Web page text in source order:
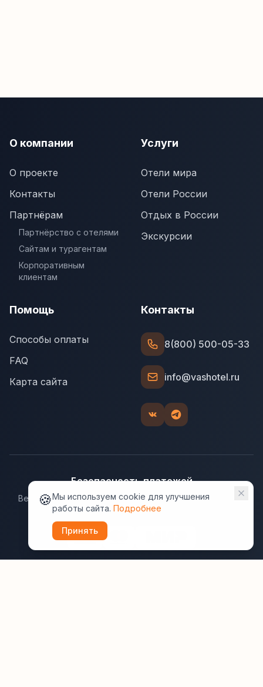
О компании
О проекте
Контакты
Партнёрам
Партнёрство с отелями
Сайтам и турагентам
Корпоративным
клиентам
Услуги
Отели мира
Отели России
Отдых в России
Экскурсии
Помощь
Способы оплаты
FAQ
Карта сайта
Контакты
8(800) 500-05-33
info@vashotel.ru
Безопасность платежей
Ведущие платёжные системы гарантируют надёжную
защиту данных.
🍪Мы используем cookie для улучшения
работы сайта. Подробнее
Принять